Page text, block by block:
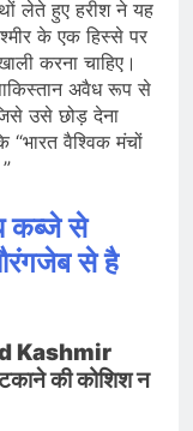
लेते हुए हरीश ने यह
के एक हिस्से पर
करना चाहिए।
अवैध रूप से
उसे छोड़ देना
“भारत वैश्विक मंचों
कब्जे से
से है
Kashmir
की कोशिश न